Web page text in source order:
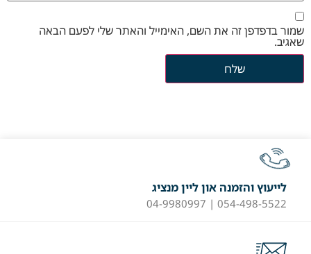
שמור בדפדפן זה את השם, האימייל והאתר שלי לפעם הבאה
שאגיב.
לייעוץ והזמנה און ליין מנציג
054-498-5522 | 04-9980997